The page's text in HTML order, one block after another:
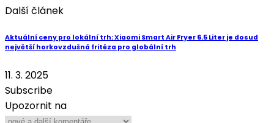
Další článek
Aktuální ceny pro lokální trh: Xiaomi Smart Air Fryer 6.5 Liter je dosud
největší horkovzdušná fritéza pro globální trh
11. 3. 2025
Subscribe
Upozornit na